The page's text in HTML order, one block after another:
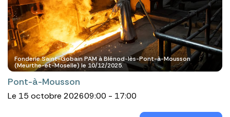
Fonderie Saint-Gobain PAM à Blénod-lès-Pont-à-Mousson
(Meurthe-et-Moselle) le 10/12/2025.
Pont-à-Mousson
Le 15 octobre 202609:00 - 17:00